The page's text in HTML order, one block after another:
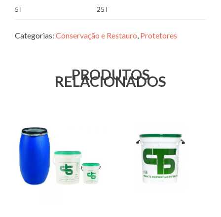
5 l 25 l
Categorias: Conservação e Restauro, Protetores
PRODUTOS
RELACIONADOS